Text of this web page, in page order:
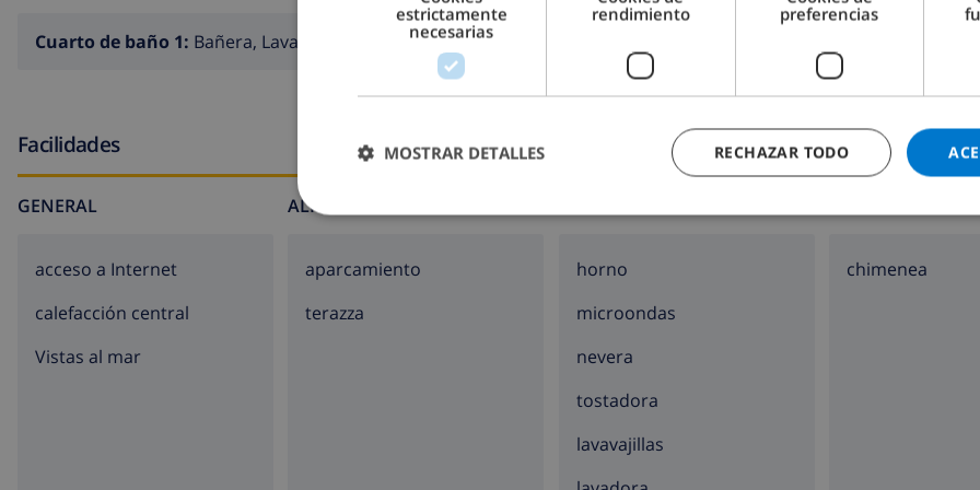
Cuarto de baño 1: Bañera, Lavabo, Inodoro
Facilidades
GENERAL
acceso a Internet
calefacción central
Vistas al mar
ALREDEDOR DE LA CASA
aparcamiento
terazza
horno
microondas
nevera
tostadora
lavavajillas
chimenea
estrictamente
necesarias
rendimiento
preferencias
RECHAZAR TODO
MOSTRAR DETALLES